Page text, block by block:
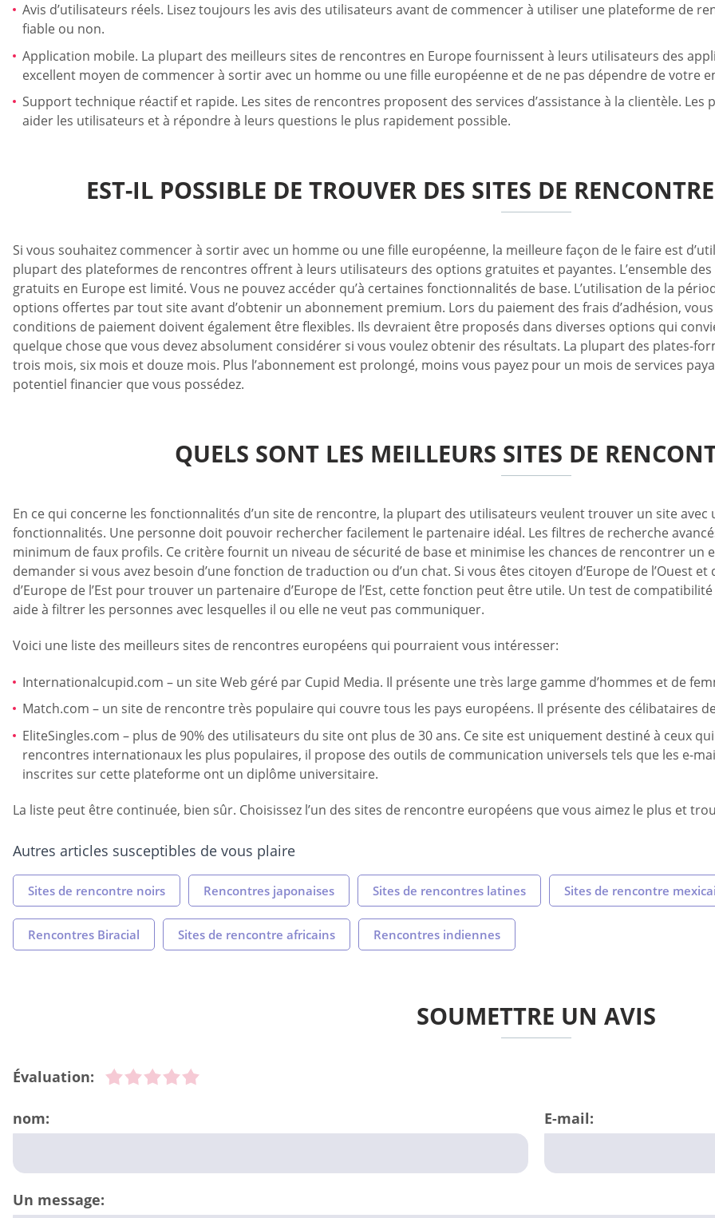
Avis d’utilisateurs réels. Lisez toujours les avis des utilisateurs avant de commencer à utiliser une plateforme de
fiable ou non.
Application mobile. La plupart des meilleurs sites de rencontres en Europe fournissent à leurs utilisateurs des
excellent moyen de commencer à sortir avec un homme ou une fille européenne et de ne pas dépendre de votre
Support technique réactif et rapide. Les sites de rencontres proposent des services d’assistance à la clientèle.
aider les utilisateurs et à répondre à leurs questions le plus rapidement possible.
EST-IL POSSIBLE DE TROUVER DES SITES DE
Si vous souhaitez commencer à sortir avec un homme ou une fille européenne, la meilleure façon de le faire est
plupart des plateformes de rencontres offrent à leurs utilisateurs des options gratuites et payantes. L’ensemble
gratuits en Europe est limité. Vous ne pouvez accéder qu’à certaines fonctionnalités de base. L’utilisation de la
options offertes par tout site avant d’obtenir un abonnement premium. Lors du paiement des frais d’adhésion,
conditions de paiement doivent également être flexibles. Ils devraient être proposés dans diverses options qui
quelque chose que vous devez absolument considérer si vous voulez obtenir des résultats. La plupart des plates-
trois mois, six mois et douze mois. Plus l’abonnement est prolongé, moins vous payez pour un mois de services
potentiel financier que vous possédez.
QUELS SONT LES MEILLEURS SITES DE
En ce qui concerne les fonctionnalités d’un site de rencontre, la plupart des utilisateurs veulent trouver un site
fonctionnalités. Une personne doit pouvoir rechercher facilement le partenaire idéal. Les filtres de recherche
minimum de faux profils. Ce critère fournit un niveau de sécurité de base et minimise les chances de rencontrer un
demander si vous avez besoin d’une fonction de traduction ou d’un chat. Si vous êtes citoyen d’Europe de l’Ouest
d’Europe de l’Est pour trouver un partenaire d’Europe de l’Est, cette fonction peut être utile. Un test de
aide à filtrer les personnes avec lesquelles il ou elle ne veut pas communiquer.
Voici une liste des meilleurs sites de rencontres européens qui pourraient vous intéresser:
Internationalcupid.com – un site Web géré par Cupid Media. Il présente une très large gamme d’hommes et de
Match.com – un site de rencontre très populaire qui couvre tous les pays européens. Il présente des célibataires
EliteSingles.com – plus de 90% des utilisateurs du site ont plus de 30 ans. Ce site est uniquement destiné à ceux
rencontres internationaux les plus populaires, il propose des outils de communication universels tels que les e-
inscrites sur cette plateforme ont un diplôme universitaire.
La liste peut être continuée, bien sûr. Choisissez l’un des sites de rencontre européens que vous aimez le plus et
Autres articles susceptibles de vous plaire
Sites de rencontre noirs Rencontres japonaises Sites de rencontres latines Sites de rencontre
Rencontres Biracial Sites de rencontre africains Rencontres indiennes
SOUMETTRE UN AVIS
Évaluation:
nom: E-mail:
Un message: